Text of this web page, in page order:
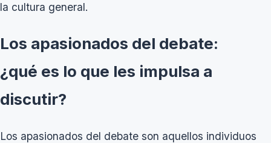
la cultura general.
Los apasionados del debate:
¿qué es lo que les impulsa a
discutir?
Los apasionados del debate son aquellos individuos